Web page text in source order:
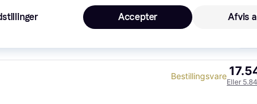
Laveste pris·Bestillingsvare
Eller
Bestillingsvare
Eller
Afvis
Accepter